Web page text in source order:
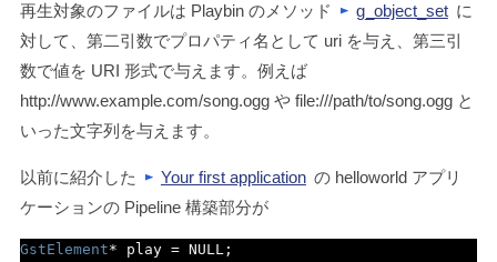
再生対象のファイルは Playbin のメソッド g_object_set に
対して、第二引数でプロパティ名として uriを与え、第三引
数で値を URI 形式で与えます。例えば
http://www.example.com/song.oggや file:///path/to/song.oggと
いった文字列を与えます。
以前に紹介した Your first application の helloworld アプリ
ケーションの Pipeline 構築部分が
GstElement* play = NULL;